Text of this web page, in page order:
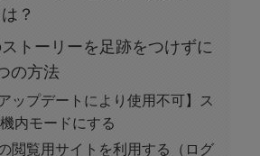
？
トーリーを足跡をつけずに
の方法
ップデートにより使用不可】ス
内モードにする
閲覧用サイトを利用する（ログ